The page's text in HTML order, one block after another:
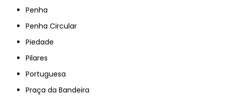
Penha
Penha Circular
Piedade
Pilares
Portuguesa
Praça da Bandeira